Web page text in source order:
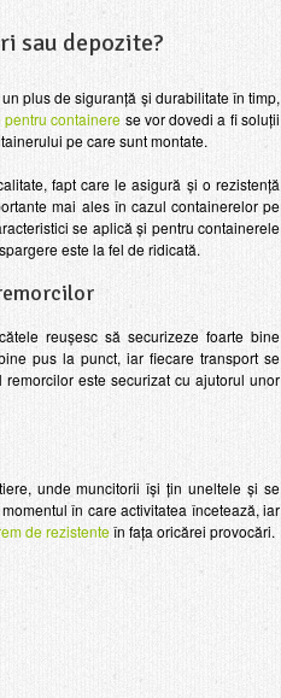
sau depozite?
plus de siguranță și durabilitate în timp,
pentru containere se vor dovedi a fi soluții
pe care sunt montate.
fapt care le asigură și o rezistență
mai ales în cazul containerelor pe
se aplică și pentru containerele
este la fel de ridicată.
reușesc să securizeze foarte bine
pus la punct, iar fiecare transport se
este securizat cu ajutorul unor
unde muncitorii își țin uneltele și se
în care activitatea încetează, iar
de rezistenteîn fața oricărei provocări.